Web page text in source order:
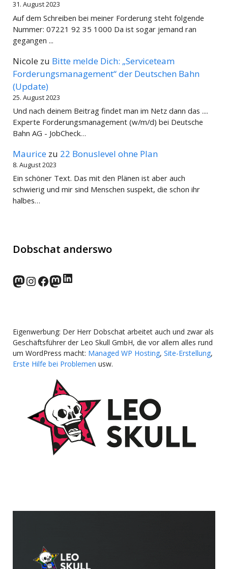
31. August 2023
Auf dem Schreiben bei meiner Forderung steht folgende
Nummer: 07221 92 35 1000 Da ist sogar jemand ran
gegangen ...
Nicole zu Bitte melde Dich: „Serviceteam
Forderungsmanagement“ der Deutschen Bahn
(Update)
25. August 2023
Und nach deinem Beitrag findet man im Netz dann das ....
Experte Forderungsmanagement (w/m/d) bei Deutsche
Bahn AG - JobCheck…
Maurice zu 22 Bonuslevel ohne Plan
8. August 2023
Ein schöner Text. Das mit den Plänen ist aber auch
schwierig und mir sind Menschen suspekt, die schon ihr
halbes…
Dobschat anderswo
norden.social
Instagram
Facebook
wp-punks.social
LinkedIn
Eigenwerbung: Der Herr Dobschat arbeitet auch und zwar als
Geschäftsführer der Leo Skull GmbH, die vor allem alles rund
um WordPress macht: Managed WP Hosting, Site-Erstellung,
Erste Hilfe bei Problemen usw.